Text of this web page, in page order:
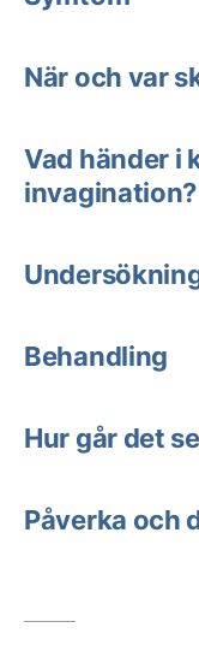
När och var
Vad händer i
invagination?
Behandling
Hur går det
Påverka och